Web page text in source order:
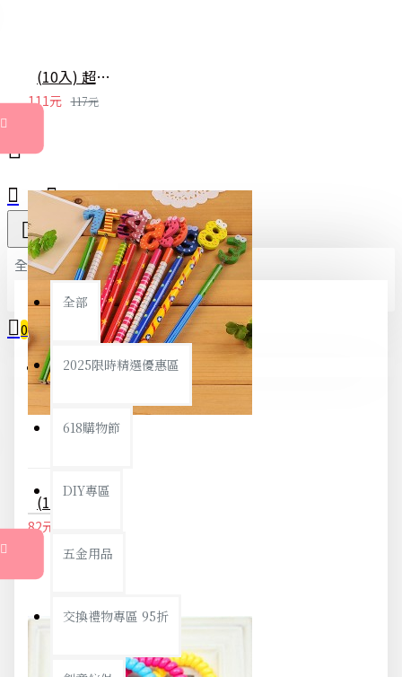
全部
全部
2025限時精選優惠區
618購物節
DIY專區
五金用品
交換禮物專區 95折
0
您的購物車內沒有商品！
(10入) 超細纖維洗車毛巾 擦車巾 吸水洗車巾 30X30CM
111元 117元
(10入)0-9數字造型木製鉛筆 可愛學生文具獎品
82元